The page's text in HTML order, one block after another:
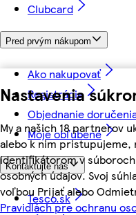
Nastavenia
My a našich 18 partnerov
alebo k nim pristupujeme,
identifikátorom v
osobných údajov. Svoj
voľbou Prijať alebo
Pravidlách pre ochranu
Clubcard
Pred prvým nákupom
Ako nakupovať
Registrácia
Objednanie
Moje obľúbené
Kontaktujte nás
Tesco.sk